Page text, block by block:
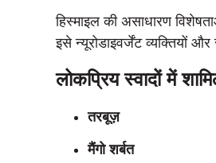
हिस्माइल की असाधारण
इसे न्यूरोडाइवर्जेंट व्यक्तियों
लोकप्रिय स्वादों में
तरबूज़
मैंगो शर्बत